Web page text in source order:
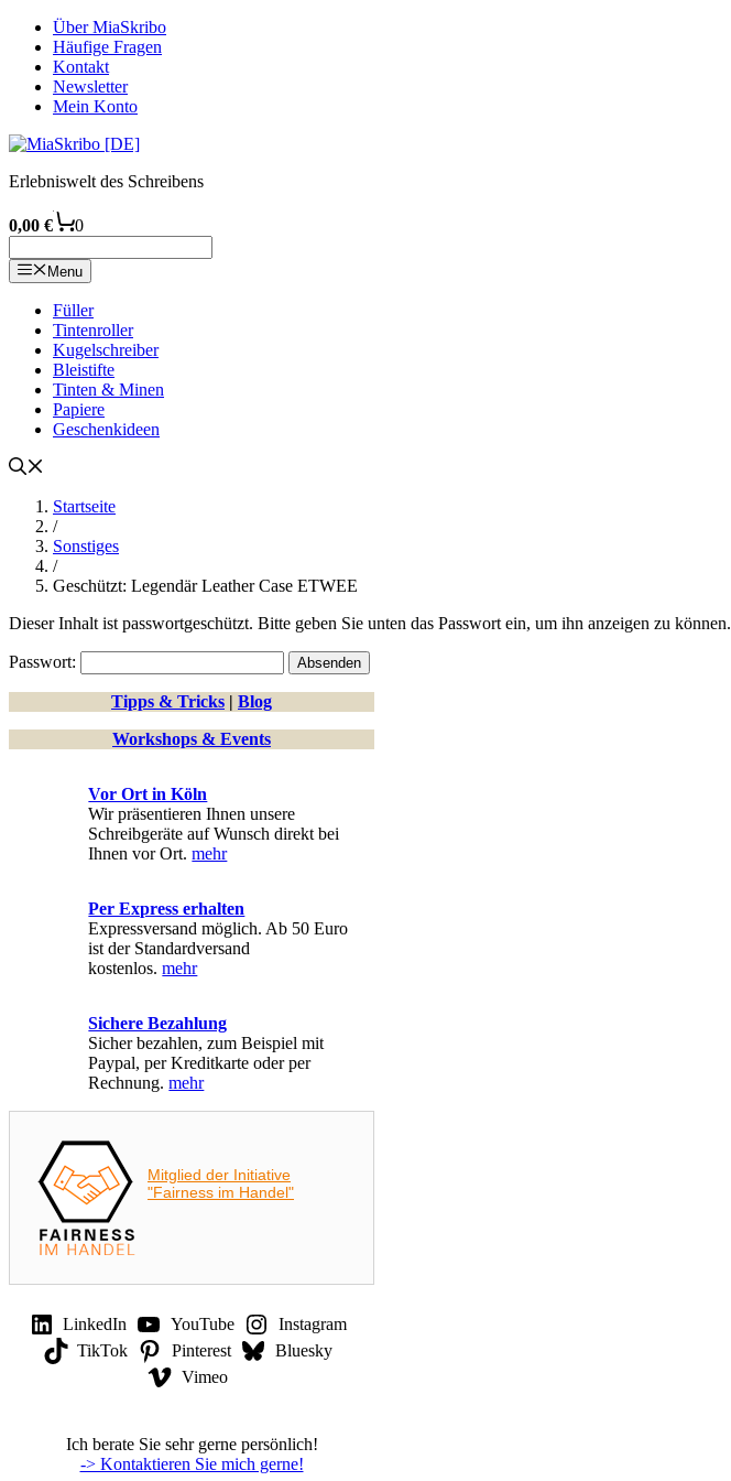
Zum
Inhalt
springen
Über MiaSkribo
Häufige Fragen
Kontakt
Newsletter
Mein Konto
Erlebniswelt des Schreibens
0,00 € 0
Menu
Füller
Tintenroller
Kugelschreiber
Bleistifte
Tinten & Minen
Papiere
Geschenkideen
Startseite
/
Sonstiges
/
Geschützt: Legendär Leather Case ETWEE
Dieser Inhalt ist passwortgeschützt. Bitte geben Sie unten das Passwort ein, um ihn anzeigen zu können.
Passwort:
Tipps & Tricks | Blog
Workshops & Events
Vor Ort in Köln
Wir präsentieren Ihnen unsere
Schreibgeräte auf Wunsch direkt bei
Ihnen vor Ort.mehr
Per Express erhalten
Expressversand möglich. Ab 50 Euro
ist der Standardversand
kostenlos.mehr
Sichere Bezahlung
Sicher bezahlen, zum Beispiel mit
Paypal, per Kreditkarte oder per
Rechnung.mehr
Mitglied der Initiative
"Fairness im Handel"
LinkedIn YouTube
Instagram
TikTok
Pinterest
Bluesky
Vimeo
Ich berate Sie sehr gerne persönlich!
-> Kontaktieren Sie mich gerne!